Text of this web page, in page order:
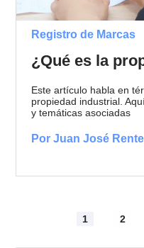
Registro de Marcas
¿Qué es la
Este artículo habla en
propiedad industrial.
y temáticas asociadas
Por Juan José
1 2